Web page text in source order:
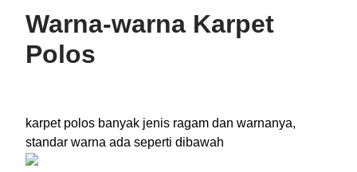
Warna-warna Karpet
Polos
karpet polos banyak jenis ragam dan warnanya,
standar warna ada seperti dibawah